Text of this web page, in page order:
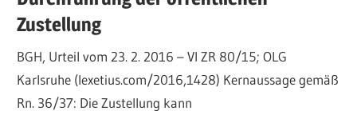
Zustellung
BGH, Urteil vom 23. 2. 2016 – VI ZR 80/15; OLG
Karlsruhe (lexetius.com/2016,1428) Kernaussage gemäß
Rn. 36/37: Die Zustellung kann